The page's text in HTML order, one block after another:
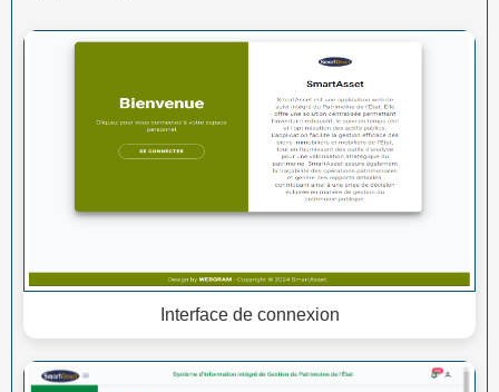
Interface de connexion